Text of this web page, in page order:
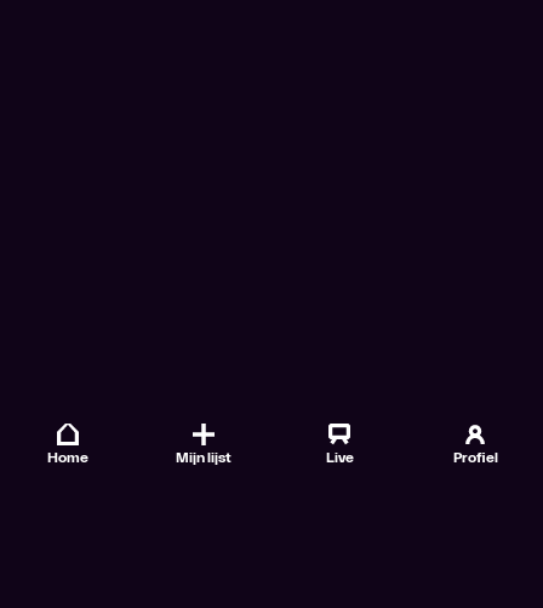
Home Mijn lijst Live Profiel